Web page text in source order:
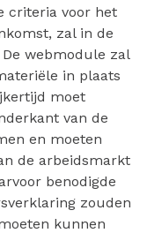
criteria voor het
zal in de
webmodule zal
in plaats
moet
van de
en moeten
de arbeidsmarkt
benodigde
zouden
kunnen